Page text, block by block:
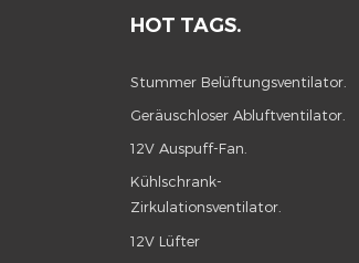
HOT TAGS.
Stummer Belüftungsventilator.
Geräuschloser Abluftventilator.
12V Auspuff-Fan.
Kühlschrank-
Zirkulationsventilator.
12V Lüfter